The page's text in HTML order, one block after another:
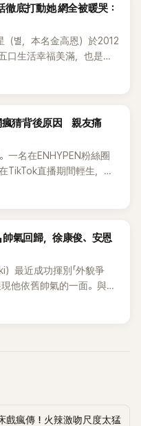
底打動她 網全被暖哭：
별，本名金高恩）於2012
口生活幸福美滿，也是韓
首度公開當年決定嫁給
瘋猜背後原因 親友痛
一名在ENHYPEN粉絲圈
TikTok直播期間輕生，最
也讓不少粉絲湧入社群平
帥氣回歸，徐康俊、安恩
最近成功揮別「外貌爭
他依舊帥氣的一面。與此
）和安恩真（안은진/Ahn
「能量充滿，一直都很感
粉絲送的餐點外，還有他
戲瘋傳！火辣激吻尺度太猛